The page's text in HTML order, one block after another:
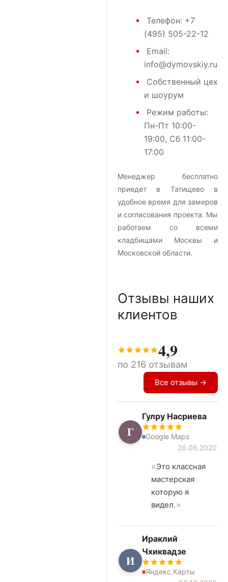
Телефон: +7
(495) 505-22-12
Email:
info@dymovskiy.ru
Собственный цех
и шоурум
Режим работы:
Пн-Пт 10:00-
19:00, Сб 11:00-
17:00
Менеджер бесплатно
приедет в Татищево в
удобное время для замеров
и согласования проекта. Мы
работаем со всеми
кладбищами Москвы и
Московской области.
Отзывы наших
клиентов
4,9
по 216 отзывам
Все отзывы →
Г
Гулру Насриева
Google Maps
26.06.2020
Это классная
мастерская
которую я
видел.
И
Ираклий
Чхиквадзе
Яндекс.Карты